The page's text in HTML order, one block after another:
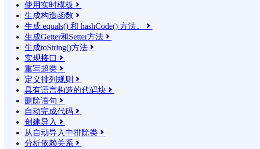
使用实时模板 
生成构造函数 
生成 equals() 和 hashCode() 方法。 
生成Getter和Setter方法 
生成toString()方法 
实现接口 
重写超类 
定义排列规则 
具有语言构造的代码块 
删除语句 
自动完成代码 
创建导入 
从自动导入中排除类 
分析依赖关系 